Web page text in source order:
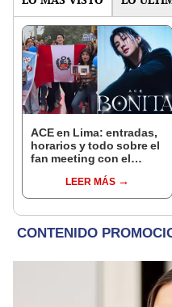
ACE en Lima: entradas,
horarios y todo sobre el
fan meeting con el
Circuito Mágico del
Agua
LEER MÁS